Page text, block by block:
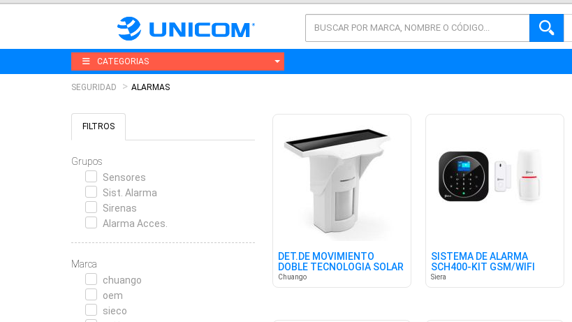
CATEGORIAS
SEGURIDAD ALARMAS
FILTROS
Grupos
Sensores
Sist. Alarma
Sirenas
Alarma Acces.
Marca
chuango
oem
sieco
DET.DE MOVIMIENTO
DOBLE TECNOLOGIA SOLAR
315 MHZ
Chuango
SISTEMA DE ALARMA
SCH400-KIT GSM/WIFI
SIECO
Siera